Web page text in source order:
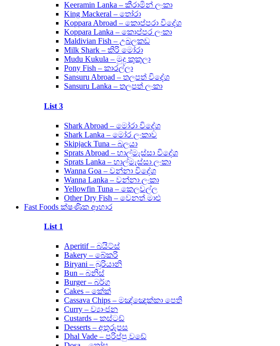
Keeramin Lanka – කීරාමින් ලංකා
King Mackeral – තෝරා
Koppara Abroad – කොප්පරා විදේශ
Koppara Lanka – කොප්පර ලංකා
Maldivian Fish – උබලකඩ
Milk Shark – කිරි මෝරා
Mudu Kukula – මුදු කුකුලා
Pony Fish – කාරල්ලා
Sansuru Abroad – තලපත් විදේශ
Sansuru Lanka – තලපත් ලංකා
List 3
Shark Abroad – මෝරා විදේශ
Shark Lanka – මෝර ලංකාව
Skipjack Tuna – බලයා
Sprats Abroad – හාල්මැස්සා විදේශ
Sprats Lanka – හාල්මැස්සා ලංකා
Wanna Goa – වන්නා විදේශ
Wanna Lanka – වන්නා ලංකා
Yellowfin Tuna – කෙලවල්ල
Other Dry Fish – වෙනත් මාළු
Fast Foods ක්ෂණික ආහාර
List 1
Aperitif – බයිට්ස්
Bakery – බේකරි
Biryani – බුරියානි
Bun – බනිස්
Burger – බර්ග
Cakes – කේක්
Cassava Chips – මඤ්ඤොක්කා පෙති
Curry – ව්‍යාංජන
Custards – කස්ටඩ්
Desserts – අතුරුපස
Dhal Vade – පරිප්පු වඩේ